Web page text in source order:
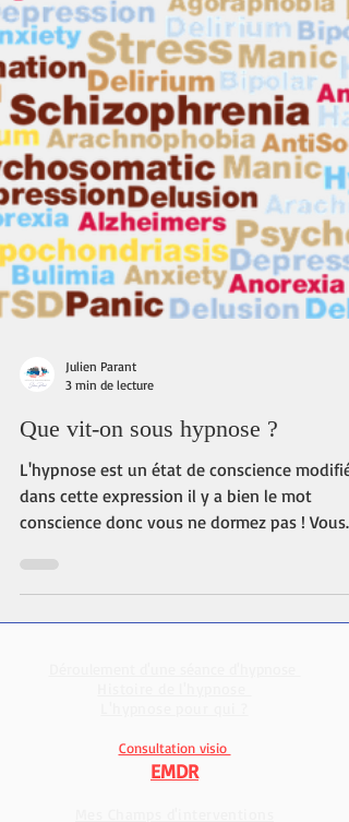
3 min de lecture
Que vit-on sous hypnose ?
L'hypnose est un état de conscience modifié,
dans cette expression il y a bien le mot
conscience donc vous ne dormez pas ! Vous
L'hypnose pour qui ?